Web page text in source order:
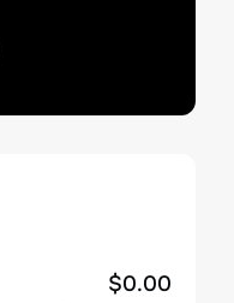
$0.00